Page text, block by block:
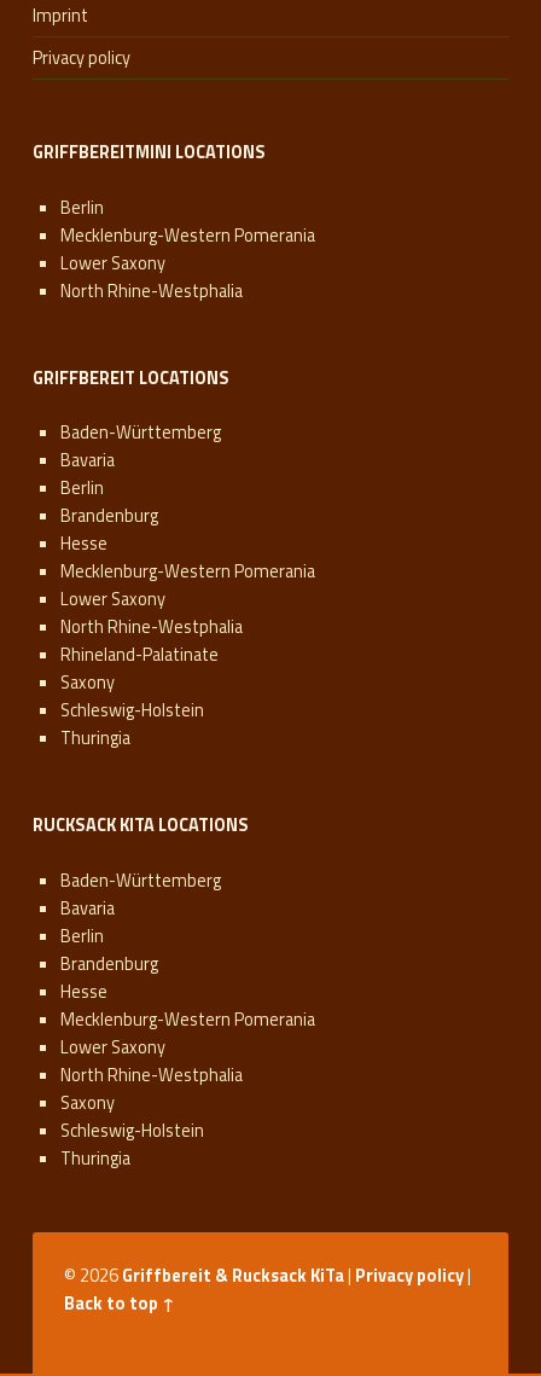
Imprint
Privacy policy
GRIFFBEREITMINI LOCATIONS
Berlin
Mecklenburg-Western Pomerania
Lower Saxony
North Rhine-Westphalia
GRIFFBEREIT LOCATIONS
Baden-Württemberg
Bavaria
Berlin
Brandenburg
Hesse
Mecklenburg-Western Pomerania
Lower Saxony
North Rhine-Westphalia
Rhineland-Palatinate
Saxony
Schleswig-Holstein
Thuringia
RUCKSACK KITA LOCATIONS
Baden-Württemberg
Bavaria
Berlin
Brandenburg
Hesse
Mecklenburg-Western Pomerania
Lower Saxony
North Rhine-Westphalia
Saxony
Schleswig-Holstein
Thuringia
© 2026Griffbereit & Rucksack KiTa| Privacy policy|
Back to top ↑